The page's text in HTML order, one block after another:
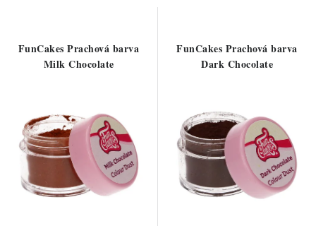
ZNAČKY
Moje objednávka
Podmínky ochrany osobních údajů
FunCakes Prachová barva
Milk Chocolate
FunCakes Prachová barva
Dark Chocolate